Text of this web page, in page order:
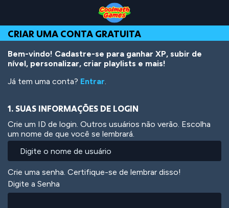
Top
of
Page
Navigation
Main
Content
Footer
o
conteúdo
principal
CRIAR UMA CONTA GRATUITA
Bem-vindo! Cadastre-se para ganhar XP, subir de
nível, personalizar, criar playlists e mais!
Já tem uma conta? Entrar.
1. SUAS INFORMAÇÕES DE LOGIN
Crie um ID de login. Outros usuários não verão. Escolha
um nome de que você se lembrará.
Crie uma senha. Certifique-se de lembrar disso!
Digite a Senha